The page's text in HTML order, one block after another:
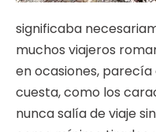
significaba
muchos viajeros
en ocasiones,
cuesta, como los
nunca salía de viaje